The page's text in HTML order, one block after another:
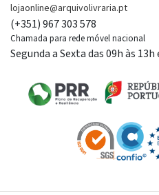
lojaonline@arquivolivraria.pt
(+351) 967 303 578
Chamada para rede móvel nacional
Segunda a Sexta das 09h às 13h